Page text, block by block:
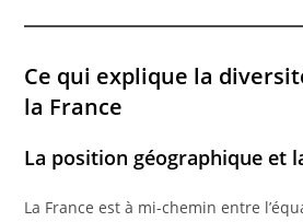
Ce qui explique la
la France
La position géographique et
La France est à mi-chemin entre